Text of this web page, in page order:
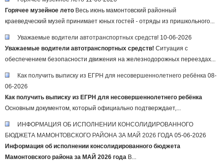
Горячее музейное лето Весь июнь мамонтовский районный
краеведческий музей принимает юных гостей - отряды из пришкольного...
Уважаемые водители автотранспортных средств! 10-06-2026
Уважаемые водители автотранспортных средств! Ситуация с
обеспечением безопасности движения на железнодорожных переездах...
Как получить выписку из ЕГРН для несовершеннолетнего ребёнка 08-
06-2026
Как получить выписку из ЕГРН для несовершеннолетнего ребёнка
Основным документом, который официально подтверждает,...
ИНФОРМАЦИЯ ОБ ИСПОЛНЕНИИ КОНСОЛИДИРОВАННОГО
БЮДЖЕТА МАМОНТОВСКОГО РАЙОНА ЗА МАЙ 2026 ГОДА 05-06-2026
Информация об исполнении консолидированного бюджета
Мамонтовского района за МАЙ 2026 года В...